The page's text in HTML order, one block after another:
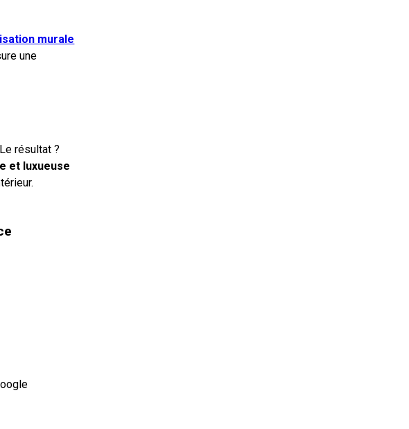
murale
une
résultat ?
et luxueuse